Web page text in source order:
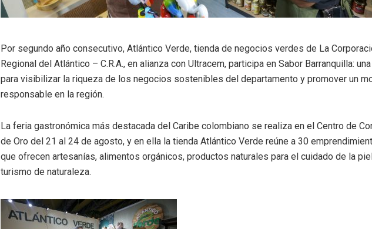
Por segundo año consecutivo, Atlántico Verde, tienda de negocios verdes de La
Regional del Atlántico – C.R.A., en alianza con Ultracem, participa en Sabor Barranquilla:
para visibilizar la riqueza de los negocios sostenibles del departamento y promover un
responsable en la región.
La feria gastronómica más destacada del Caribe colombiano se realiza en el Centro de
de Oro del 21 al 24 de agosto, y en ella la tienda Atlántico Verde reúne a 30
que ofrecen artesanías, alimentos orgánicos, productos naturales para el cuidado de la
turismo de naturaleza.